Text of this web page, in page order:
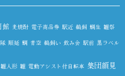
館 麦焼酎 電子商品券 駅近 鵜飼 鯛生 雛祭
順延 鯛 青空 鵜飼い 飲み会 駅前 黒ラベル
雛人形 雛 電動アシスト付自転車 集団顔見